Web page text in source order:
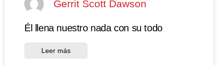
Gerrit Scott Dawson
Él llena nuestro nada con su todo
Leer más